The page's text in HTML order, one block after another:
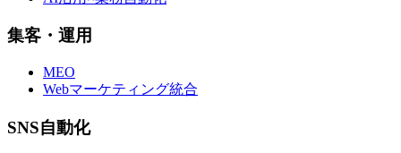
集客・運用
MEO
Webマーケティング統合
SNS自動化